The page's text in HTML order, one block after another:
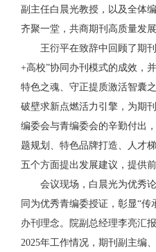
副主任白晨光教授，以及全体
齐聚一堂，共商期刊高质量发展
王衍平在致辞中回顾了期
+高校”协同办刊模式的成效，
特色之魂、守正提质激活智囊
破壁求新点燃活力引擎，为期
编委会与青编委会的辛勤付出
题规划、特色品牌打造、人才
五个方面提出发展建议，提供前
会议现场，白晨光为优秀
同为优秀青编委授证，彰显“
办刊理念。院副总经理李亮汇
2025年工作情况，期刊副主编